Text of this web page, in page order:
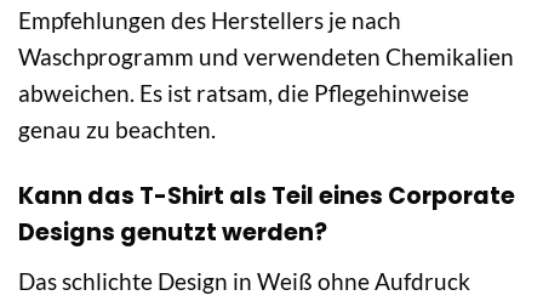
Empfehlungen des Herstellers je nach
Waschprogramm und verwendeten Chemikalien
abweichen. Es ist ratsam, die Pflegehinweise
genau zu beachten.
Kann das T-Shirt als Teil eines Corporate
Designs genutzt werden?
Das schlichte Design in Weiß ohne Aufdruck